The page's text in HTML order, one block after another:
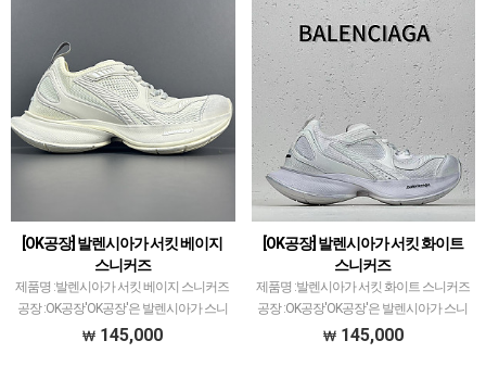
으나 지금은 …
[OK공장] 발렌시아가 서킷 베이지
스니커즈
제품명 :발렌시아가 서킷 베이지 스니커즈
공장 :OK공장'OK공장'은 발렌시아가 스니
커즈 전문적으로 취급하고 있습니다.이지
145,000
[OK공장] 발렌시아가 서킷 화이트
스니커즈
제품명 :발렌시아가 서킷 화이트 스니커즈
공장 :OK공장'OK공장'은 발렌시아가 스니
커즈 전문적으로 취급하고 있습니다.이지
145,000